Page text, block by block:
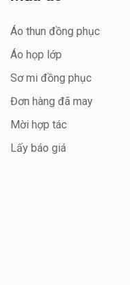
Áo thun đồng phục
Áo họp lớp
Sơ mi đồng phục
Đơn hàng đã may
Mời hợp tác
Lấy báo giá